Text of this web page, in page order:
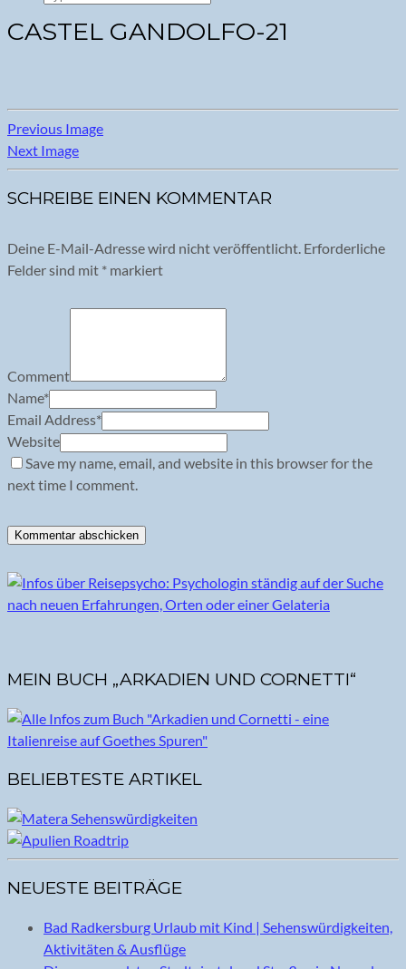
CASTEL GANDOLFO-21
Previous Image
Next Image
SCHREIBE EINEN KOMMENTAR
Deine E-Mail-Adresse wird nicht veröffentlicht. Erforderliche
Felder sind mit * markiert
Comment
Name*
Email Address*
Website
Save my name, email, and website in this browser for the
next time I comment.
MEIN BUCH „ARKADIEN UND CORNETTI“
BELIEBTESTE ARTIKEL
NEUESTE BEITRÄGE
Bad Radkersburg Urlaub mit Kind | Sehenswürdigkeiten,
Aktivitäten & Ausflüge